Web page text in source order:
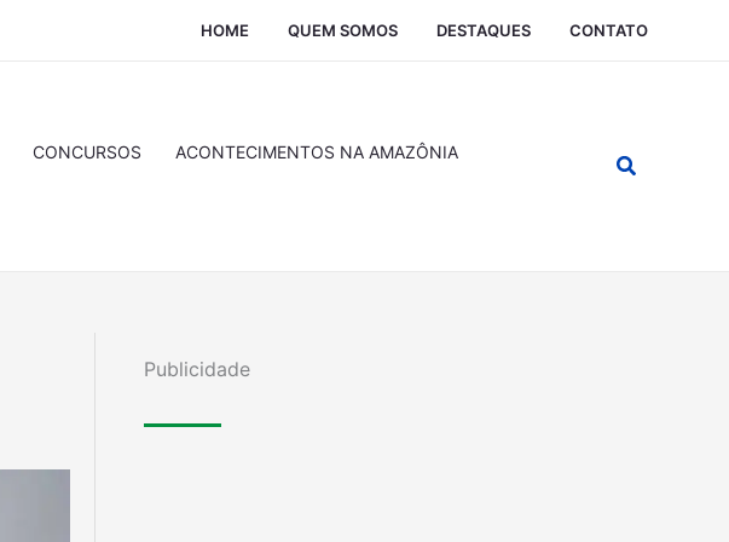
HOME QUEM SOMOS DESTAQUES CONTATO
CONCURSOS ACONTECIMENTOS NA AMAZÔNIA Pesquisar
Publicidade